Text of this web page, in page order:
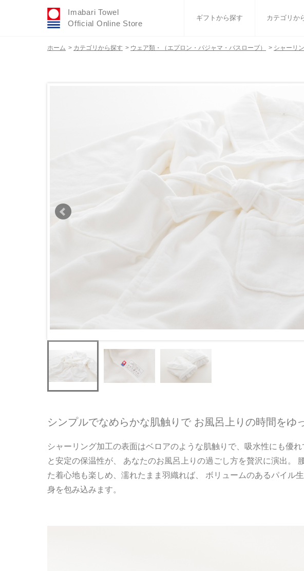
Imabari Towel
Official Online Store
ギフトから探す カテゴリか
ホーム > カテゴリから探す > ウェア類・（エプロン・パジャマ・バスローブ） > シャーリ
シンプルでなめらかな肌触りで お風呂上りの時間をゆ
シャーリング加工の表面はベロアのような肌触りで、吸水性にも優
と安定の保温性が、 あなたのお風呂上りの過ごし方を贅沢に演出。
た着心地も楽しめ、濡れたまま羽織れば、 ボリュームのあるパイル
身を包み込みます。